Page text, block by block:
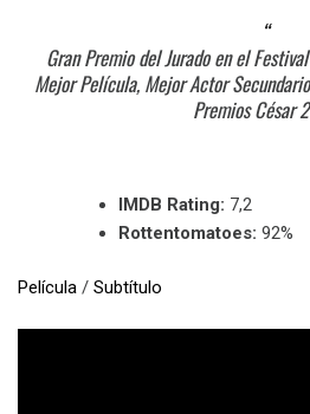
Gran Premio del Jurado en el
Mejor Película, Mejor Actor
Premios César
IMDB Rating: 7,2
Rottentomatoes: 92%
Película / Subtítulo